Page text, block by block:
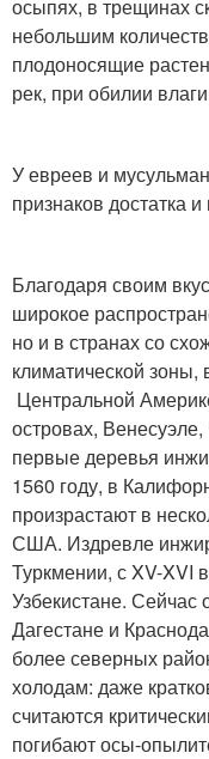
осыпях, в трещинах
небольшим
плодоносящие
рек, при обилии
У евреев и
признаков достатка
Благодаря своим
широкое
но и в странах со
климатической
Центральной
островах,
первые деревья
1560 году, в
произрастают в
США. Издревле
Туркмении, с XV-XVI
Узбекистане. Сейчас
Дагестане и
более северных
холодам: даже
считаются
погибают осы-